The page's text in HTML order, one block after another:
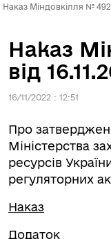
Наказ Міндовкілля № 492
Наказ
від
16/11/2022 : 12:51
Про
Міністерства
ресурсів
регуляторних
Наказ
Додаток